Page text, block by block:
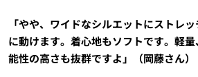
「やや、ワイドなシルエットにストレ
に動けます。着心地もソフトです。軽
能性の高さも抜群ですよ」（岡藤さん）